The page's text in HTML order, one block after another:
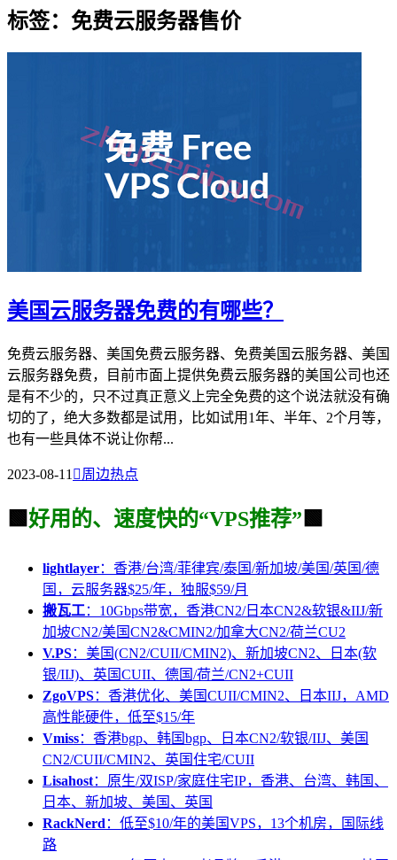
标签：免费云服务器售价
美国云服务器免费的有哪些？
免费云服务器、美国免费云服务器、免费美国云服务器、美国
云服务器免费，目前市面上提供免费云服务器的美国公司也还
是有不少的，只不过真正意义上完全免费的这个说法就没有确
切的了，绝大多数都是试用，比如试用1年、半年、2个月等，
也有一些具体不说让你帮...
2023-08-11 周边热点
🟩 好用的、速度快的“VPS推荐” 🟩
lightlayer：香港/台湾/菲律宾/泰国/新加坡/美国/英国/德
国，云服务器$25/年，独服$59/月
搬瓦工：10Gbps带宽，香港CN2/日本CN2&软银&IIJ/新
加坡CN2/美国CN2&CMIN2/加拿大CN2/荷兰CU2
V.PS：美国(CN2/CUII/CMIN2)、新加坡CN2、日本(软
银/IIJ)、英国CUII、德国/荷兰/CN2+CUII
ZgoVPS：香港优化、美国CUII/CMIN2、日本IIJ，AMD
高性能硬件，低至$15/年
Vmiss：香港bgp、韩国bgp、日本CN2/软银/IIJ、美国
CN2/CUII/CMIN2、英国住宅/CUII
Lisahost：原生/双ISP/家庭住宅IP，香港、台湾、韩国、
日本、新加坡、美国、英国
RackNerd：低至$10/年的美国VPS，13个机房，国际线
路